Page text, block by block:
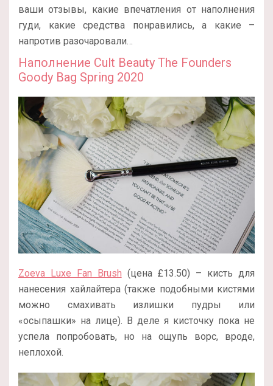
ваши отзывы, какие впечатления от наполнения
гуди, какие средства понравились, а какие –
напротив разочаровали…
Наполнение Cult Beauty The Founders
Goody Bag Spring 2020
Zoeva Luxe Fan Brush (цена £13.50) – кисть для
нанесения хайлайтера (также подобными кистями
можно смахивать излишки пудры или
«осыпашки» на лице). В деле я кисточку пока не
успела попробовать, но на ощупь ворс, вроде,
неплохой.